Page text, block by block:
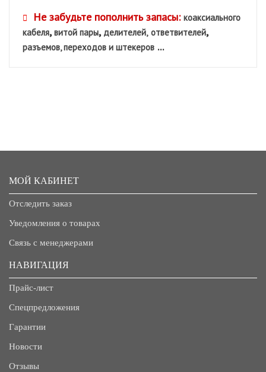
Не забудьте пополнить запасы: коаксиального
кабеля,витой пары, делителей, ответвителей,
разъемов, переходов и штекеров ...
МОЙ КАБИНЕТ
Отследить заказ
Уведомления о товарах
Связь с менеджерами
НАВИГАЦИЯ
Прайс-лист
Спецпредложения
Гарантии
Новости
Отзывы